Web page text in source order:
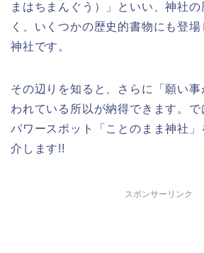
まはちまんぐう）」といい、神社
く、いくつかの歴史的書物にも登
神社です。
その辺りを知ると、さらに「願い
われている所以が納得できます。で
パワースポット「ことのまま神社
介します!!
スポンサーリンク